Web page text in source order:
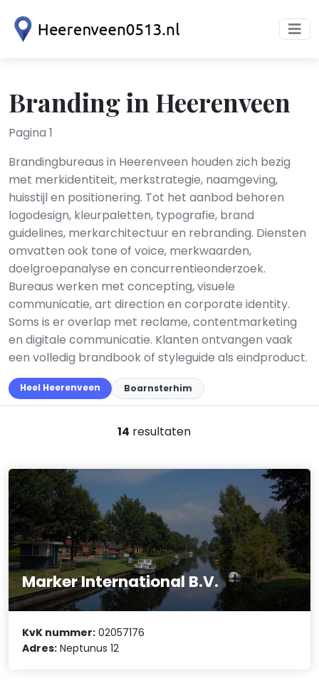
Branding in Heerenveen
Pagina 1
Brandingbureaus in Heerenveen houden zich bezig
met merkidentiteit, merkstrategie, naamgeving,
huisstijl en positionering. Tot het aanbod behoren
logodesign, kleurpaletten, typografie, brand
guidelines, merkarchitectuur en rebranding. Diensten
omvatten ook tone of voice, merkwaarden,
doelgroepanalyse en concurrentieonderzoek.
Bureaus werken met concepting, visuele
communicatie, art direction en corporate identity.
Soms is er overlap met reclame, contentmarketing
en digitale communicatie. Klanten ontvangen vaak
een volledig brandbook of styleguide als eindproduct.
Heel Heerenveen Boarnsterhim
14 resultaten
Marker International B.V.
KvK nummer: 02057176
Adres: Neptunus 12